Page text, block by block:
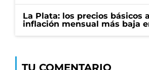
La Plata: los precios básicos
inflación mensual más baja
TU COMENTARIO